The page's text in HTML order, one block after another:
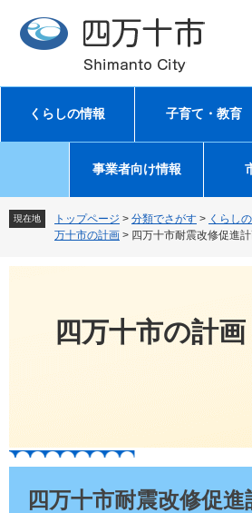
先
す
を
し
文
くらしの情報 子育て・教育
事業者向け情報
現在地 トップページ > 分類でさがす > くらし
万十市の計画 > 四万十市耐震改修促進計
四万十市の計画
四万十市耐震改修促進